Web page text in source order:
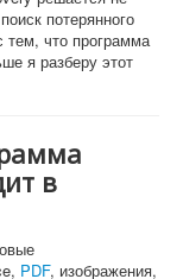
потерянного
тем, что программа
я разберу этот
в
PDF, изображения,